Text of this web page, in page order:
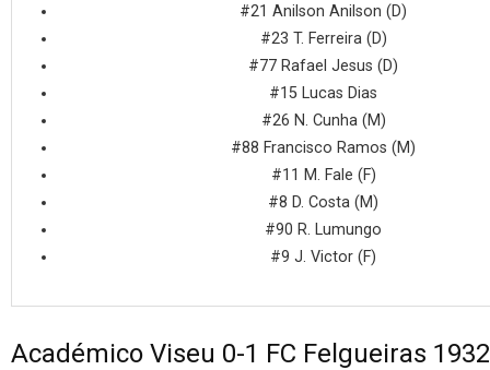
#21 Anilson Anilson (D)
#23 T. Ferreira (D)
#77 Rafael Jesus (D)
#15 Lucas Dias
#26 N. Cunha (M)
#88 Francisco Ramos (M)
#11 M. Fale (F)
#8 D. Costa (M)
#90 R. Lumungo
#9 J. Victor (F)
Académico Viseu 0-1 FC Felgueiras 1932